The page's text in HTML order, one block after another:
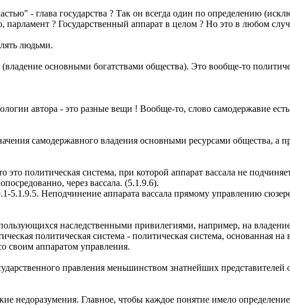
- глава государства ? Так он всегда один по определению
? Государственный аппарат в целом ? Но это в любом
людьми.
основными богатствами общества). Это вообще-то
автора - это разные вещи ! Вообще-то, слово самодержавие
самодержавного владения основными ресурсами общества, а
политическая система, при которой аппарат вассала не
через вассала. (5.1.9.6).
5.1.9.5. Неподчинение аппарата вассала прямому управлению
наследственными привилегиями, например, на
политическая система - политическая система, основанная на
своим аппаратом управления.
правления меньшинством знатнейших представителей
недоразумения. Главное, чтобы каждое понятие имело